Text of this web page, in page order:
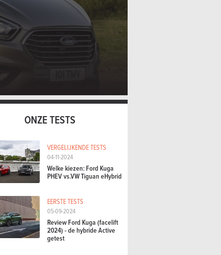
ONZE TESTS
VERGELIJKENDE TESTS
04-11-2024
Welke kiezen: Ford Kuga
PHEV vs.VW Tiguan eHybrid
EERSTE TESTS
05-09-2024
Review Ford Kuga (facelift
2024) - de hybride Active
getest